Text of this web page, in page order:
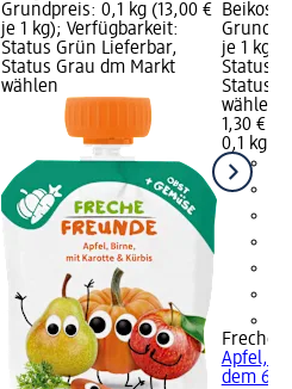
Grundpreis: 0,1 kg (13,00 €
je 1 kg); Verfügbarkeit:
Status Grün Lieferbar,
Status Grau dm Markt
wählen
Beikost;
je 1 kg);
Status
Status
wählen
1,30 €
0,1 kg
Freche
Apfel,
dem 6.